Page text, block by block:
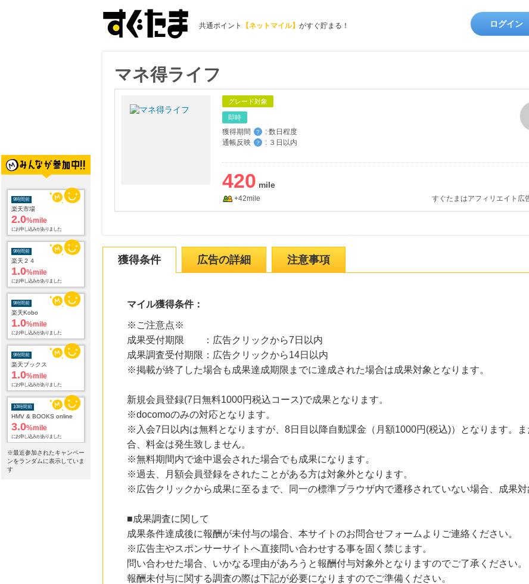
共通ポイント 【ネットマイル】 がすぐ貯まる！ ログイン
9時間前
楽天市場
にお申し込みがありました
9時間前
楽天２４
1.0%mile
にお申し込みがありました
9時間前
楽天Kobo
1.0%mile
にお申し込みがありました
9時間前
楽天ブックス
1.0%mile
にお申し込みがありました
10時間前
HMV & BOOKS online
3.0%mile
にお申し込みがありました
15時間前
2.0%mile
にお申し込みがありました
※最近参加されたキャンペー
ンをランダムに表示していま
す
マネ得ライフ
グレード対象
即時
獲得期間 ？ : 数日程度
通帳反映
？ : ３日以内
420
+42mile すぐたまはアフィリエイト広
獲得条件 広告の詳細 注意事項
マイル獲得条件：
※ご注意点※
成果受付期限 ：広告クリックから7日以内
成果調査受付期限：広告クリックから14日以内
※掲載が終了した場合も成果達成期限までに達成された場合は成果対象となります。
新規会員登録(7日無料1000円税込コース)で成果となります。
※docomoのみの対応となります。
※入会7日以内は無料となりますが、8日目以降自動課金（月額1000円(税込)）となります。
合、料金は発生致しません。
※無料期間内で途中退会された場合でも成果になります。
※過去、月額会員登録をされたことがある方は対象外となります。
※広告クリックから成果に至るまで、同一の標準ブラウザ内で遷移されていない場合、成果対
■成果調査に関して
成果条件達成後に報酬が未付与の場合、本サイトのお問合せフォームよりご連絡ください。
※広告主やスポンサーサイトへ直接問い合わせする事を固く禁じます。
問い合わせた場合、いかなる理由があろうと報酬付与対象外となりますのでご了承ください。
報酬未付与に関する調査の際は下記が必要になりますのでご準備ください。